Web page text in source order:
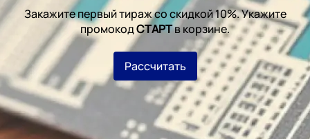
Закажите первый тираж со скидкой 10%. Укажите
промокодСТАРТв корзине.
Рассчитать